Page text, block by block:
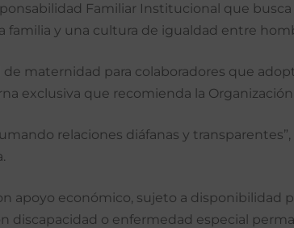
Familiar Institucional que
familia y una cultura de igualdad entre
maternidad para colaboradores que
exclusiva que recomienda la
relaciones diáfanas y
apoyo económico, sujeto a
discapacidad o enfermedad especial